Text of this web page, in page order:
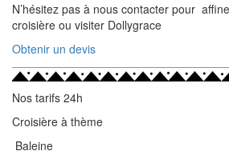
N’hésitez pas à nous contacter pour
croisière ou visiter Dollygrace
Obtenir un devis
Nos tarifs 24h
Croisière à thème
Baleine